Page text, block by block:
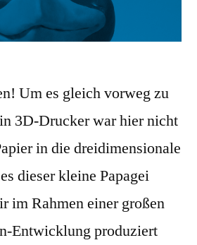
Um es gleich vorweg zu
3D-Drucker war hier nicht
in die dreidimensionale
dieser kleine Papagei
im Rahmen einer großen
Entwicklung produziert